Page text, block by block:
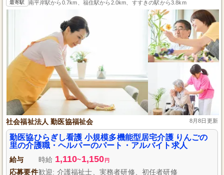
最寄駅 南平岸駅から0.7km、福住駅から2.0km、すすきの駅から3.8km
社会福祉法人 勤医協福祉会 8月8日更新
勤医協ひらぎし看護 小規模多機能型居宅介護 りんごの
里の介護職・ヘルパーのパート・アルバイト求人
給与 時給 1,110~1,150 円
応募要件歓迎: 介護福祉士、実務者研修、初任者研修